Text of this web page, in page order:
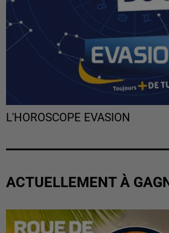
L'HOROSCOPE EVASION
ACTUELLEMENT À